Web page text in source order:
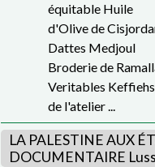
équitable Huile
d'Olive de
Dattes Medjoul
Broderie de
Veritables Keffiehs
de l'atelier ...
LA PALESTINE AUX
DOCUMENTAIRE